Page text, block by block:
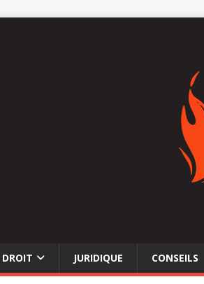
DROIT JURIDIQUE CONSEILS